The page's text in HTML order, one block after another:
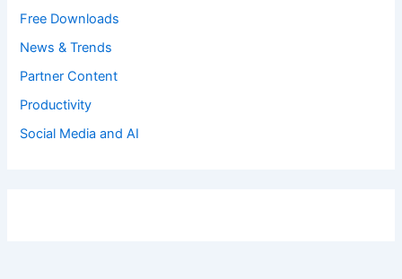
Free Downloads
News & Trends
Partner Content
Productivity
Social Media and AI